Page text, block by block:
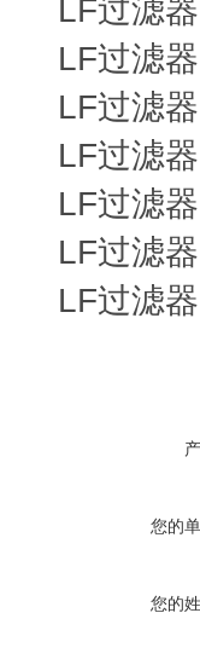
LF过滤
LF过滤
LF过滤
LF过滤
LF过滤
LF过滤
LF过滤
您的
您的